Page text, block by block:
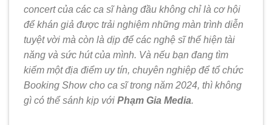
concert của các ca sĩ hàng đầu không chỉ là cơ hội
để khán giả được trải nghiệm những màn trình diễn
tuyệt vời mà còn là dịp để các nghệ sĩ thể hiện tài
năng và sức hút của mình. Và nếu bạn đang tìm
kiếm một địa điểm uy tín, chuyên nghiệp để tổ chức
Booking Show cho ca sĩ trong năm 2024, thì không
gì có thể sánh kịp với Phạm Gia Media.